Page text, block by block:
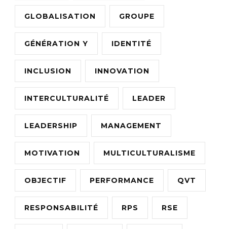
GLOBALISATION GROUPE
GÉNÉRATION Y IDENTITÉ
INCLUSION INNOVATION
INTERCULTURALITÉ LEADER
LEADERSHIP MANAGEMENT
MOTIVATION MULTICULTURALISME
OBJECTIF PERFORMANCE QVT
RESPONSABILITÉ RPS RSE